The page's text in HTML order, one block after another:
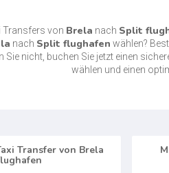
Transfers von Brela nach Split
nach Split flughafen wählen?
Sie nicht, buchen Sie jetzt einen
wählen und einen
Transfer von Brela